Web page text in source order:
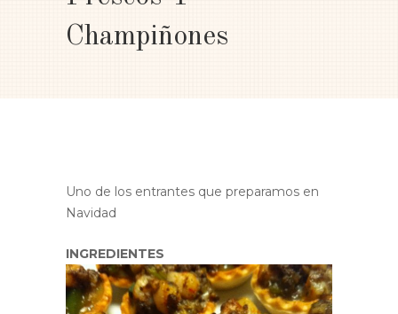
Champiñones
Uno de los entrantes que preparamos en
Navidad
INGREDIENTES